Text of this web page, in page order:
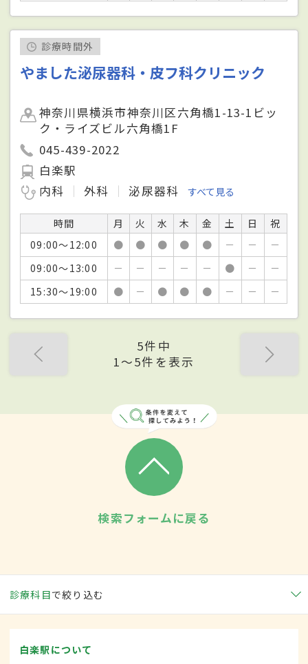
診療時間外
やました泌尿器科・皮フ科クリニック
神奈川県横浜市神奈川区六角橋1-13-1ビッ
ク・ライズビル六角橋1F
045-439-2022
白楽駅
内科
外科 泌尿器科 すべて見る
時間 月 火 水 木 金 土 日
祝
09:00～12:00
● ● ● ● ● － －
－
09:00～13:00
－ － － － － ● －
－
15:30～19:00
● － ● ● ● － － －
5件中
1〜5件を表示
検索フォームに戻る
診療科目で絞り込む
白楽駅について